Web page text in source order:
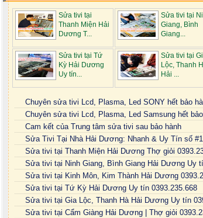
Sửa tivi tại
Thanh Miện Hải
Dương T...
Sửa tivi tại
Giang, Bình
Giang...
Sửa tivi tại Tứ
Kỳ Hải Dương
Uy tín...
Sửa tivi tại
Lộc, Thanh
Hải ...
Chuyên sửa tivi Lcd, Plasma, Led SONY hết bảo
Chuyên sửa tivi Lcd, Plasma, Led Samsung hết
Cam kết của Trung tâm sửa tivi sau bảo hành
Sửa Tivi Tại Nhà Hải Dương: Nhanh & Uy Tín số #1
Sửa tivi tại Thanh Miện Hải Dương Thợ giỏi
Sửa tivi tại Ninh Giang, Bình Giang Hải Dương Uy
Sửa tivi tại Kinh Môn, Kim Thành Hải Dương
Sửa tivi tại Tứ Kỳ Hải Dương Uy tín 0393.235.668
Sửa tivi tại Gia Lộc, Thanh Hà Hải Dương Uy tín
Sửa tivi tại Cẩm Giàng Hải Dương | Thợ giỏi